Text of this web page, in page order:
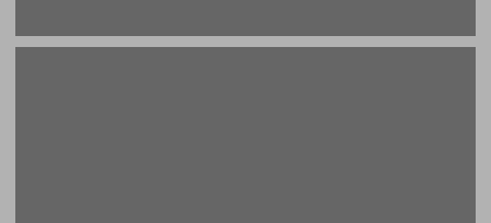
פמיניזם פלסטיני בישראל ... 17